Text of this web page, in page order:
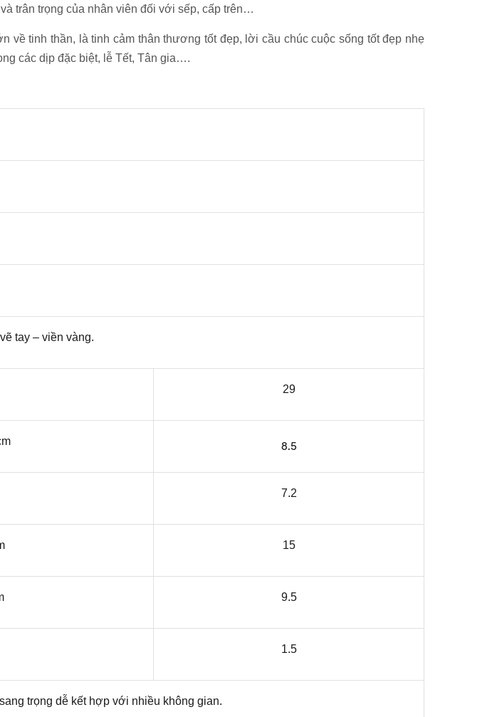
trân trọng của nhân viên đối với sếp, cấp trên…
tinh thần, là tinh cảm thân thương tốt đẹp, lời cầu chúc cuộc sống tốt đẹp nhẹ
các dịp đặc biệt, lễ Tết, Tân gia….
tay – viền vàng.
29
8.5
7.2
15
9.5
1.5
trọng dễ kết hợp với nhiều không gian.